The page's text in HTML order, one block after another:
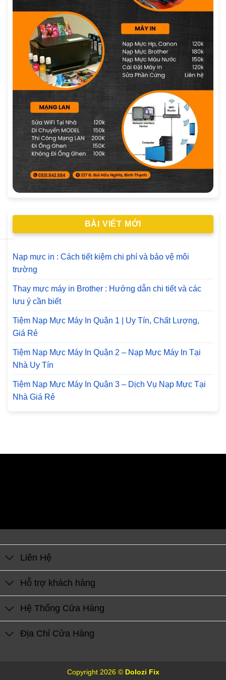
BÀI VIẾT MỚI
Nạp mực in : Cách tiết kiệm chi phí và bảo vệ môi
trường
Thay mực máy in Brother : Hướng dẫn chi tiết và các
lưu ý cần biết
Tiệm Nạp Mực Máy In Quận 1 | Uy Tín, Chất Lượng,
Giá Rẻ
Tiệm Nạp Mực Máy In Quận 2 – Nạp Mực Máy In Tại
Nhà Uy Tín
Tiệm Nạp Mực Máy In Quận 3 – Dịch Vụ Nạp Mực Tại
Nhà Giá Rẻ
Liên Hệ
Hỗ trợ khách hàng
Hệ Thống Cửa Hàng
Địa Chỉ Cửa Hàng
Copyright 2026 © Dolozi Fix